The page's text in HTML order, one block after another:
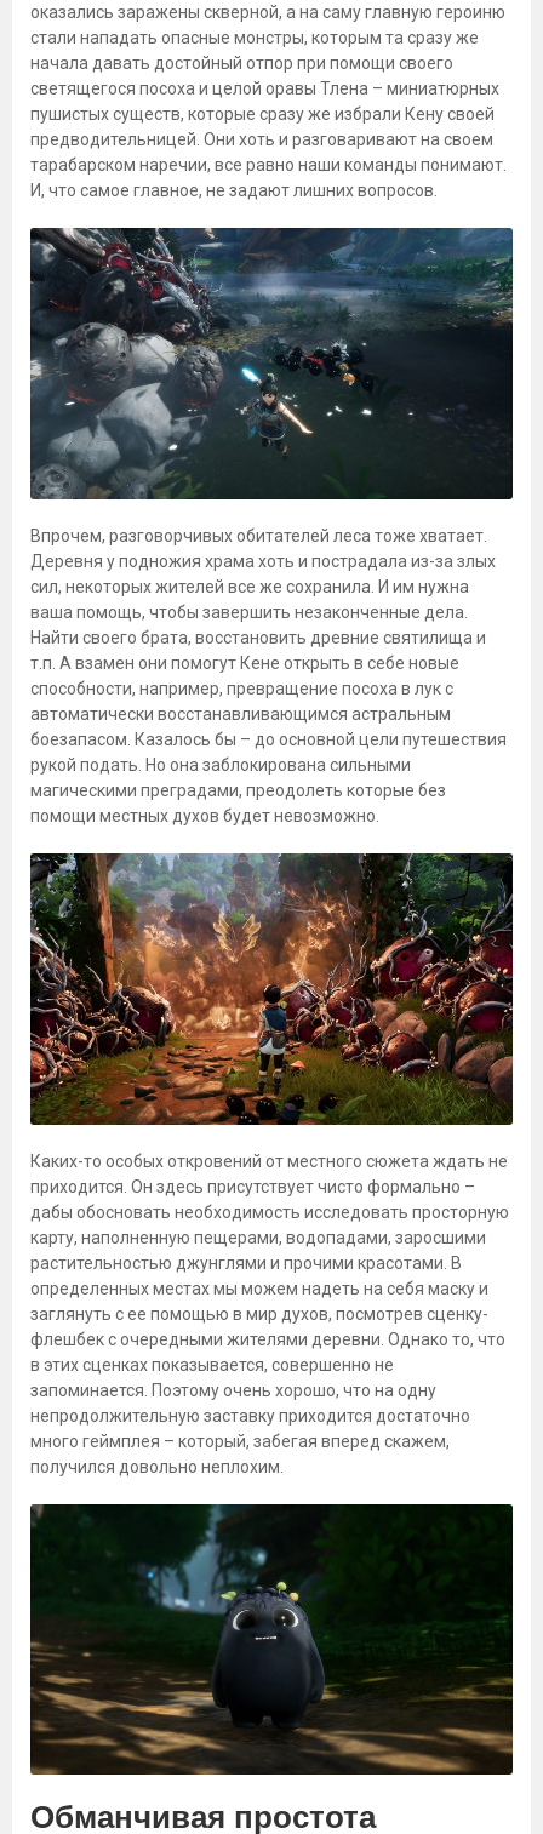
оказались заражены скверной, а на саму главную героиню
стали нападать опасные монстры, которым та сразу же
начала давать достойный отпор при помощи своего
светящегося посоха и целой оравы Тлена – миниатюрных
пушистых существ, которые сразу же избрали Кену своей
предводительницей. Они хоть и разговаривают на своем
тарабарском наречии, все равно наши команды понимают.
И, что самое главное, не задают лишних вопросов.
Впрочем, разговорчивых обитателей леса тоже хватает.
Деревня у подножия храма хоть и пострадала из-за злых
сил, некоторых жителей все же сохранила. И им нужна
ваша помощь, чтобы завершить незаконченные дела.
Найти своего брата, восстановить древние святилища и
т.п. А взамен они помогут Кене открыть в себе новые
способности, например, превращение посоха в лук с
автоматически восстанавливающимся астральным
боезапасом. Казалось бы – до основной цели путешествия
рукой подать. Но она заблокирована сильными
магическими преградами, преодолеть которые без
помощи местных духов будет невозможно.
Каких-то особых откровений от местного сюжета ждать не
приходится. Он здесь присутствует чисто формально –
дабы обосновать необходимость исследовать просторную
карту, наполненную пещерами, водопадами, заросшими
растительностью джунглями и прочими красотами. В
определенных местах мы можем надеть на себя маску и
заглянуть с ее помощью в мир духов, посмотрев сценку-
флешбек с очередными жителями деревни. Однако то, что
в этих сценках показывается, совершенно не
запоминается. Поэтому очень хорошо, что на одну
непродолжительную заставку приходится достаточно
много геймплея – который, забегая вперед скажем,
получился довольно неплохим.
Обманчивая простота